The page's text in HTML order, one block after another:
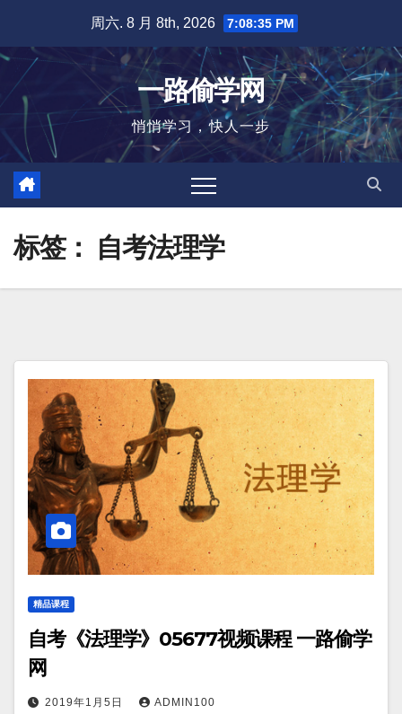
内
容
周六. 8 月 8th, 2026 7:08:36 PM
一路偷学网
悄悄学习，快人一步
标签： 自考法理学
精品课程
自考《法理学》05677视频课程 一路偷学
网
2019年1月5日 ADMIN100